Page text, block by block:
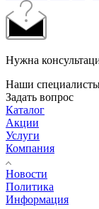
Нужна
Наши
Задать вопрос
Каталог
Акции
Услуги
Компания
Новости
Политика
Информация